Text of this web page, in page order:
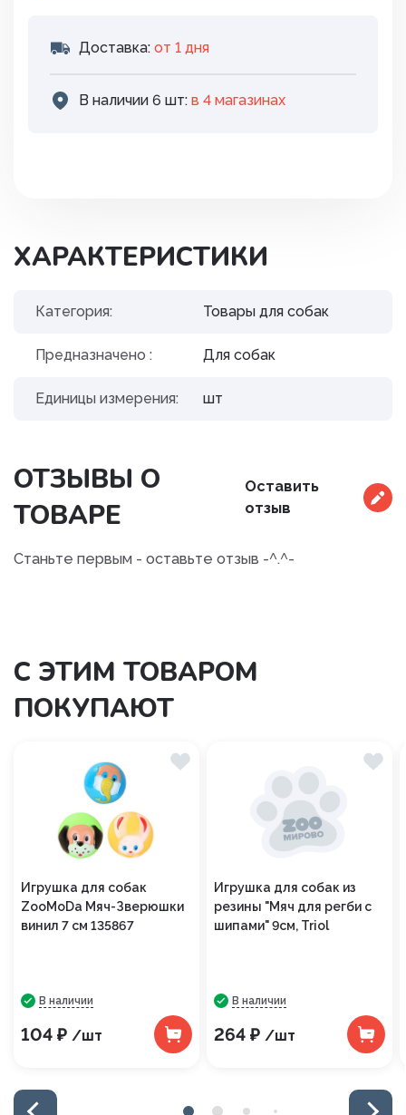
Доставка: от 1 дня
В наличии 6 шт: в 4 магазинах
ХАРАКТЕРИСТИКИ
Категория: Товары для собак
Предназначено : Для собак
Единицы измерения: шт
ОТЗЫВЫ О
ТОВАРЕ
Оставить
отзыв
Станьте первым - оставьте отзыв -^.^-
С ЭТИМ ТОВАРОМ
ПОКУПАЮТ
Игрушка для собак
ZooMoDa Мяч-Зверюшки
винил 7 см 135867
В наличии
104 ₽ /шт
Игрушка для собак из
резины "Мяч для регби с
шипами" 9cм, Triol
В наличии
264 ₽ /шт